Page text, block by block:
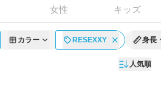
女性 キッズ
カラー RESEXXY 身長
人気順